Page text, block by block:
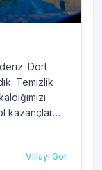
Dört
Temizlik
kazançlar
Villayı Gör